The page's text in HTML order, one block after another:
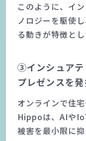
このように、イ
ノロジーを駆使
る動きが特徴と
③インシュアテ
プレゼンスを
オンラインで住
Hippoは、AIや
被害を最小限に